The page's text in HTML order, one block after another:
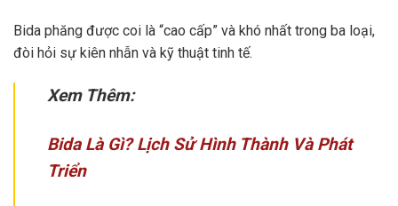
Bida phăng được coi là “cao cấp” và khó nhất trong ba loại,
đòi hỏi sự kiên nhẫn và kỹ thuật tinh tế.
Xem Thêm:
Bida Là Gì? Lịch Sử Hình Thành Và Phát
Triển